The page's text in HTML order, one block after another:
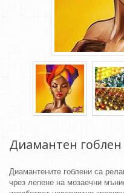
Диамантен
Диамантените гоблени са
чрез лепене на мозаечни